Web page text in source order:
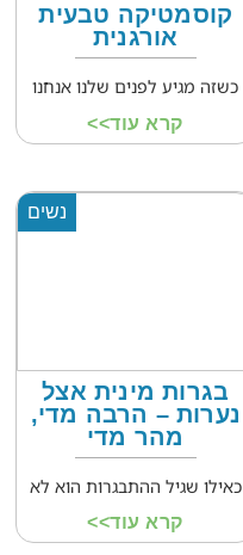
קוסמטיקה טבעית
אורגנית
כשזה מגיע לפנים שלנו אנחנו
קרא עוד>>
נשים
בגרות מינית אצל
נערות – הרבה מדי,
מהר מדי
כאילו שגיל ההתבגרות הוא לא
קרא עוד>>